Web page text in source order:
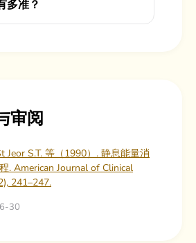
多准？
审阅
Jeor S.T. 等（1990）. 静息能量消
. American Journal of Clinical
241–247.
30